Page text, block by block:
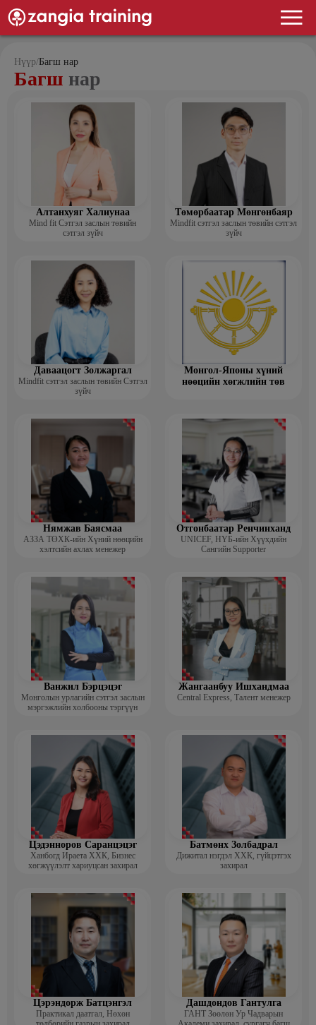
Нүүр/Багш нар
Багш нар
Алтанхуяг Халиунаа
Mind fit Сэтгэл заслын төвийн
сэтгэл зүйч
Төмөрбаатар Мөнгөнбаяр
Mindfit сэтгэл заслын төвийн сэтгэл
зүйч
Даваацогт Золжаргал
Mindfit сэтгэл заслын төвийн Сэтгэл
зүйч
Монгол-Японы хүний
нөөцийн хөгжлийн төв
Нямжав Баясмаа
АЗЗА ТӨХК-ийн Хүний нөөцийн
хэлтсийн ахлах менежер
Отгонбаатар Ренчинханд
UNIСЕF, НҮБ-ийн Хүүхдийн
Сангийн Supporter
Ванжил Бэрцэцэг
Монголын урлагийн сэтгэл заслын
мэргэжлийн холбооны тэргүүн
Жангаанбуу Ишхандмаа
Central Express, Талент менежер
Цэдэнноров Саранцэцэг
Ханбогд Ираета ХХК, Бизнес
хөгжүүлэлт хариуцсан захирал
Батмөнх Золбадрал
Дижитал нэгдэл ХХК, гүйцэтгэх
захирал
Цэрэндорж Батцэнгэл
Практикал даатгал, Нөхөн
Дашдондов Гантулга
ГАНТ Зөөлөн Ур Чадварын